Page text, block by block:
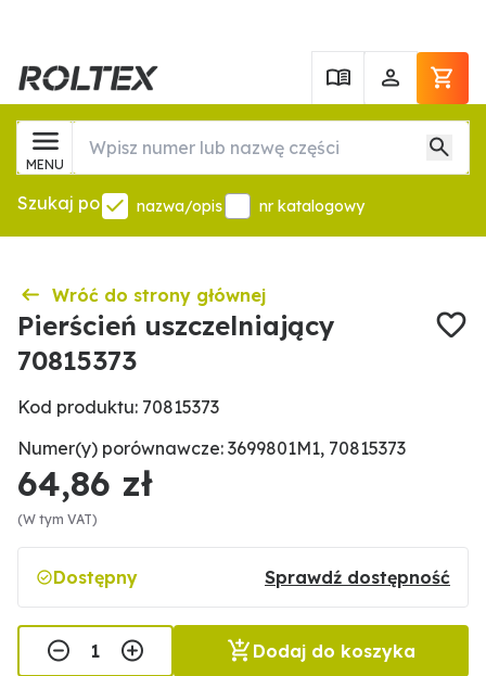
MENU
Szukaj po nazwa/opis nr katalogowy
Wróć do strony głównej
Pierścień uszczelniający
70815373
Kod produktu: 70815373
Numer(y) porównawcze: 3699801M1, 70815373
64,86 zł
(W tym VAT)
Dostępny Sprawdź dostępność
Dodaj do koszyka